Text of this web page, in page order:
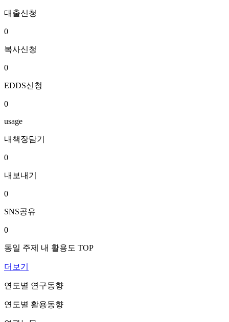
대출신청
0
복사신청
0
EDDS신청
0
usage
내책장담기
0
내보내기
0
SNS공유
0
동일 주제 내 활용도 TOP
더보기
연도별 연구동향
연도별 활용동향